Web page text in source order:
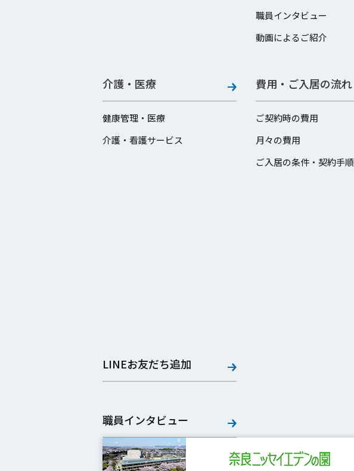
職員インタビュー
動画によるご紹介
介護・医療
健康管理・医療
介護・看護サービス
費用・ご入居の流れ
ご契約時の費用
月々の費用
ご入居の条件・契約手順
LINEお友だち追加
職員インタビュー